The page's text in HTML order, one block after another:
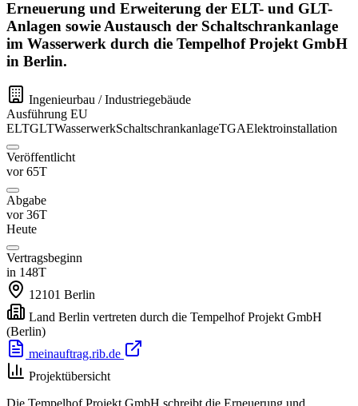
Erneuerung und Erweiterung der ELT- und GLT-
Anlagen sowie Austausch der Schaltschrankanlage
im Wasserwerk durch die Tempelhof Projekt GmbH
in Berlin.
Ingenieurbau / Industriegebäude
Ausführung EU
ELTGLTWasserwerkSchaltschrankanlageTGAElektroinstallation
Veröffentlicht
vor 65T
Abgabe
vor 36T
Heute
Vertragsbeginn
in 148T
12101 Berlin
Land Berlin vertreten durch die Tempelhof Projekt GmbH
(Berlin)
meinauftrag.rib.de
Projektübersicht